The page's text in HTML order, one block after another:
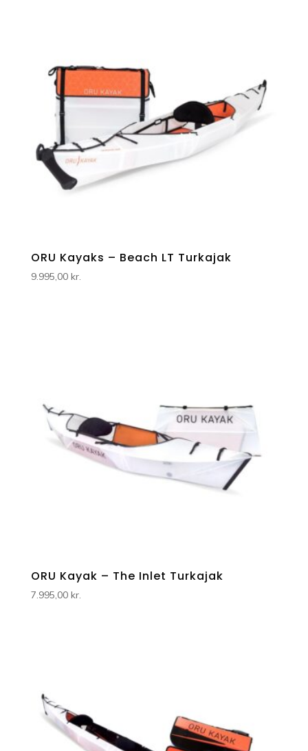
ORU Kayaks – Beach LT Turkajak
9.995,00 kr.
ORU Kayak – The Inlet Turkajak
7.995,00 kr.